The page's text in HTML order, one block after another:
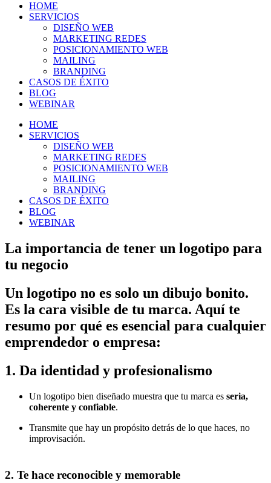
HOME
SERVICIOS
DISEÑO WEB
MARKETING REDES
POSICIONAMIENTO WEB
MAILING
BRANDING
CASOS DE ÉXITO
BLOG
WEBINAR
HOME
SERVICIOS
DISEÑO WEB
MARKETING REDES
POSICIONAMIENTO WEB
MAILING
BRANDING
CASOS DE ÉXITO
BLOG
WEBINAR
La importancia de tener un logotipo para
tu negocio
Un logotipo no es solo un dibujo bonito.
Es la cara visible de tu marca. Aquí te
resumo por qué es esencial para cualquier
emprendedor o empresa:
1. Da identidad y profesionalismo
Un logotipo bien diseñado muestra que tu marca es seria,
coherente y confiable.
Transmite que hay un propósito detrás de lo que haces, no
improvisación.
2. Te hace reconocible y memorable